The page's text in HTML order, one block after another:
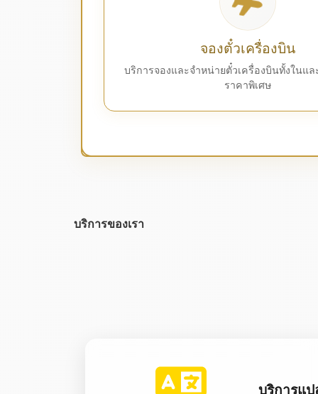
จองตั๋วเครื่องบิน
บริการจองและจำหน่ายตั๋วเครื่องบินทั้งในแล
ราคาพิเศษ
บริการของเรา
บริการแป